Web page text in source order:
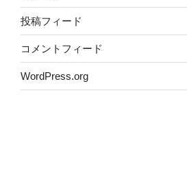
投稿フィード
コメントフィード
WordPress.org